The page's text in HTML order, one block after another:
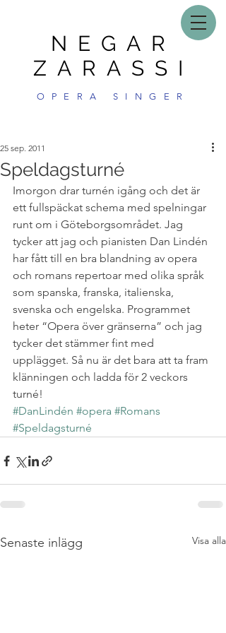
NEGAR
ZARASSI
OPERA SINGER
Speldagsturné
25 sep. 2011
Imorgon drar turnén igång och det är
ett fullspäckat schema med spelningar
runt om i Göteborgsområdet. Jag
tycker att jag och pianisten Dan Lindén
har fått till en bra blandning av opera
och romans repertoar med olika språk
som spanska, franska, italienska,
svenska och engelska. Programmet
heter “Opera över gränserna” och jag
tycker det stämmer fint med
upplägget. Så nu är det bara att ta fram
klänningen och ladda för 2 veckors
turné!
#DanLindén #opera #Romans
#Speldagsturné
Senaste inlägg Visa alla